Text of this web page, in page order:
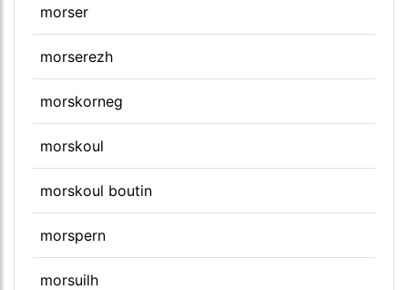
morser
morserezh
morskorneg
morskoul
morskoul boutin
morspern
morsuilh